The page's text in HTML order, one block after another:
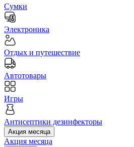
Сумки
Электроника
Отдых и путешествие
Автотовары
Игры
Антисептики дезинфекторы
Акция месяца
Акция месяца